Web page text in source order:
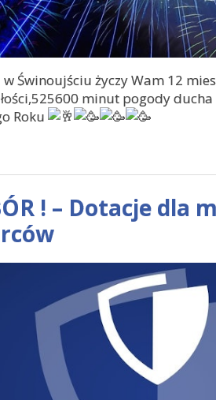
w Świnoujściu życzy Wam 12
minut pogody
Roku
! – Dotacje dla